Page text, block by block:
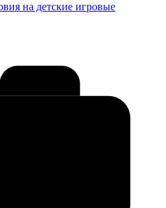
на детские игровые